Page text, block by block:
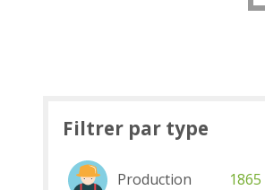
Filtrer par type
Production 1865